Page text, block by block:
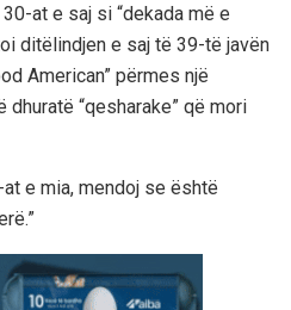
at e saj si “dekada më e
ditëlindjen e saj të 39-të javën
American” përmes një
“qesharake” që mori
e mia, mendoj se është